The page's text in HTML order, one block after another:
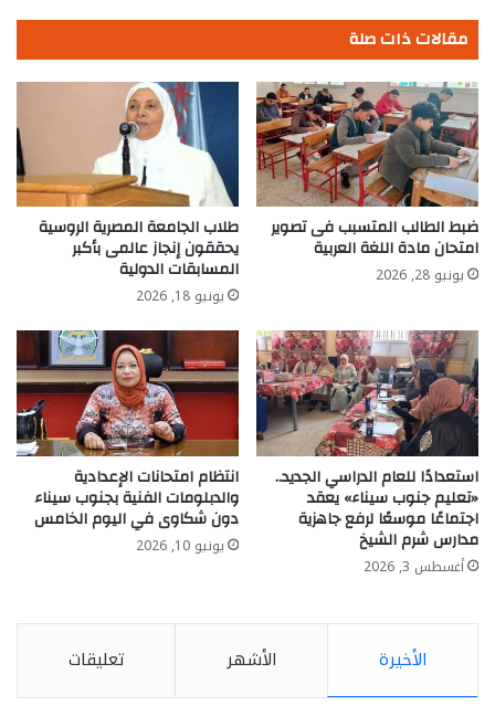
قلب
التجارة
الدولية
ويضاعف
عوائدها
الاقتصادية
مقالات ذات صلة
ضبط الطالب المتسبب فى تصوير
امتحان مادة اللغة العربية
يونيو 28, 2026
طلاب الجامعة المصرية الروسية
يحققون إنجاز عالمى بأكبر
المسابقات الدولية
يونيو 18, 2026
استعدادًا للعام الدراسي الجديد..
«تعليم جنوب سيناء» يعقد
اجتماعًا موسعًا لرفع جاهزية
مدارس شرم الشيخ
أغسطس 3, 2026
انتظام امتحانات الإعدادية
والدبلومات الفنية بجنوب سيناء
دون شكاوى في اليوم الخامس
يونيو 10, 2026
الأخيرة الأشهر تعليقات